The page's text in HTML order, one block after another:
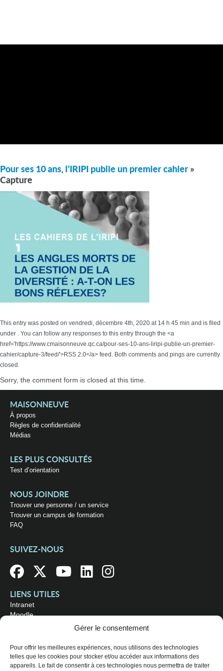
Gérer le consentement
Pour offrir les meilleures expériences, nous utilisons des technologies
telles que les cookies pour stocker et/ou accéder aux informations des
appareils. Le fait de consentir à ces technologies nous permettra de traiter
Pour ses 10 ans, l’IRIPI publie un premier cahier »
Capture
This entry was posted on vendredi, décembre 4th, 2020 at 14 h 45 min and is filed
under . You can follow any responses to this entry through the <a
href='https://www.cmaisonneuve.qc.ca/pour-ses-10-ans-liripi-publie-un-premier-
cahier/capture-3/feed/'>RSS 2.0</a> feed. Both comments and pings are currently
closed.
Sorry, the comment form is closed at this time.
MAISONNEUVE
À propos
Règles de confidentialité
Médias
LES PLUS CONSULTÉS
Test d’orientation
NOUS JOINDRE
Trouver une personne / un service
Trouver un campus de formation
FAQ
SUIVEZ-NOUS
LIENS UTILES
Intranet
Moodle
OÙ NOUS TROUVER
Campus principal